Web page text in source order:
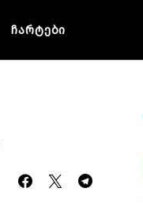
ჩარტები